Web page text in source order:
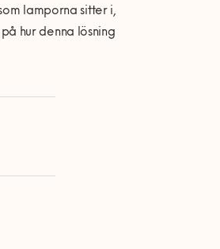
lamporna sitter i,
hur denna lösning